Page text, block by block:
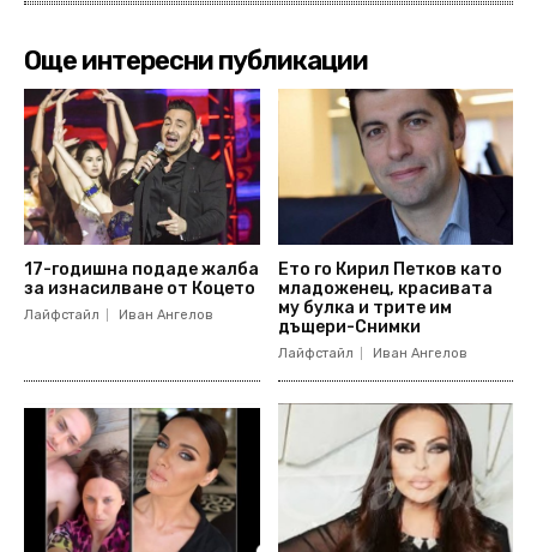
Още интересни публикации
17-годишна подаде жалба
за изнасилване от Коцето
Лайфстайл Иван Ангелов
Ето го Кирил Петков като
младоженец, красивата
му булка и трите им
дъщери-Снимки
Лайфстайл Иван Ангелов